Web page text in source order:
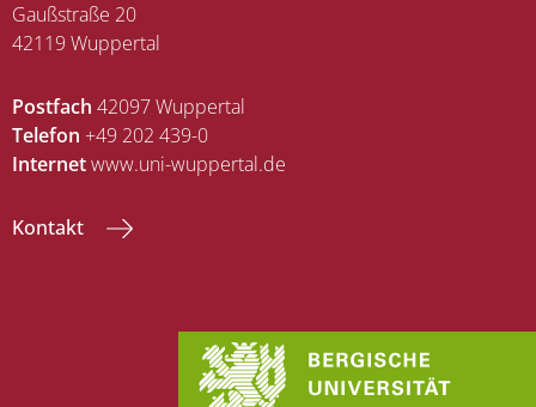
Gaußstraße 20
42119 Wuppertal
Postfach 42097 Wuppertal
Telefon +49 202 439-0
Internetwww.uni-wuppertal.de
Kontakt